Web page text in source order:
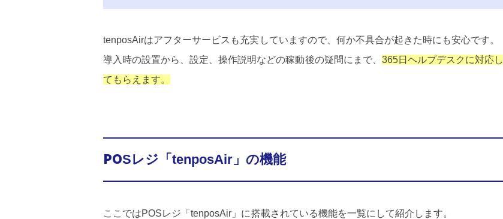
tenposAirはアフターサービスも充実していますので、何か不具合が起きた時にも安心です。
導入時の設置から、設定、操作説明などの稼動後の疑問にまで、 365日ヘルプデスクに対応し
てもらえます。
POSレジ「tenposAir」の機能
ここではPOSレジ「tenposAir」に搭載されている機能を一覧にして紹介します。